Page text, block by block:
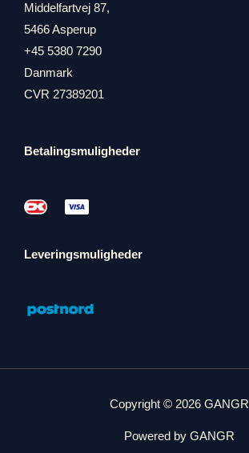
Middelfartvej 87,
5466 Asperup
+45 5380 7290
Danmark
CVR 27389201
Betalingsmuligheder
Leveringsmuligheder
Copyright © 2026 GANGR
Powered by GANGR